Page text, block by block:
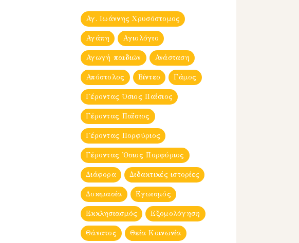
Αγ. Ιωάννης Χρυσόστομος
Αγάπη Αγιολόγιο
Αγωγή παιδιών Ανάσταση
Απόστολος Βίντεο Γάμος
Γέροντας Όσιος Παΐσιος
Γέροντας Παΐσιος
Γέροντας Πορφύριος
Γέροντας Ὀσιος Πορφύριος
Διάφορα Διδακτικές ιστορίες
Δοκιμασία Εγωισμός
Εκκλησιασμός Εξομολόγηση
Θάνατος Θεία Κοινωνία